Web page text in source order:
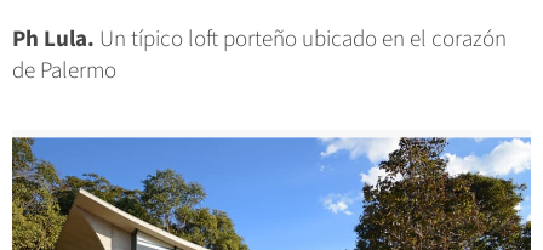
Ph Lula. Un típico loft porteño ubicado en el corazón
de Palermo